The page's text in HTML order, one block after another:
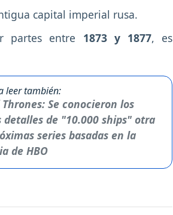
capital imperial rusa.
partes entre 1873 y 1877, es
leer también:
Se conocieron los
detalles de "10.000 ships" otra
series basadas en la
de HBO